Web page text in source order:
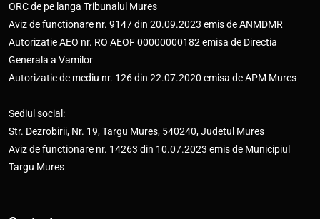
ORC de pe langa Tribunalul Mures
Aviz de functionare nr. 9147 din 20.09.2023 emis de ANMDMR
Autorizatie AEO nr. RO AEOF 00000000182 emisa de Directia
Generala a Vamilor
Autorizatie de mediu nr. 126 din 22.07.2020 emisa de APM Mures
Sediul social:
Str. Dezrobirii, Nr. 19, Targu Mures, 540240, Judetul Mures
Aviz de functionare nr. 14263 din 10.07.2023 emis de Municipiul
Targu Mures